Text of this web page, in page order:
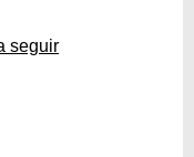
seguir